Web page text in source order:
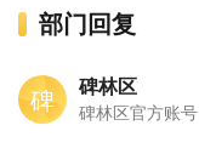
部门回复
碑 碑林区
碑林区官方账号